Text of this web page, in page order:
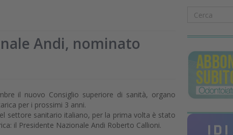
Andi, nominato
il nuovo Consiglio superiore di sanità, organo
per i prossimi 3 anni.
settore sanitario italiano, per la prima volta è stato
il Presidente Nazionale Andi Roberto Callioni.